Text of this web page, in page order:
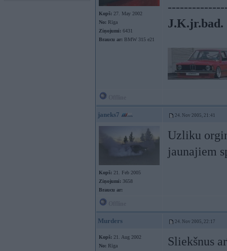
Kopš: 27. May 2002
No: Rīga
Ziņojumi: 6431
Braucu ar: BMW 315 e21
J.K.jr.bad.
janeks7 24. Nov 2005, 21:41
Kopš: 21. Feb 2005
Ziņojumi: 3658
Braucu ar:
Uzliku
jaunajiem
Murders 24. Nov 2005, 22:17
Kopš: 21. Aug 2002
No: Rīga
Sliekšnus